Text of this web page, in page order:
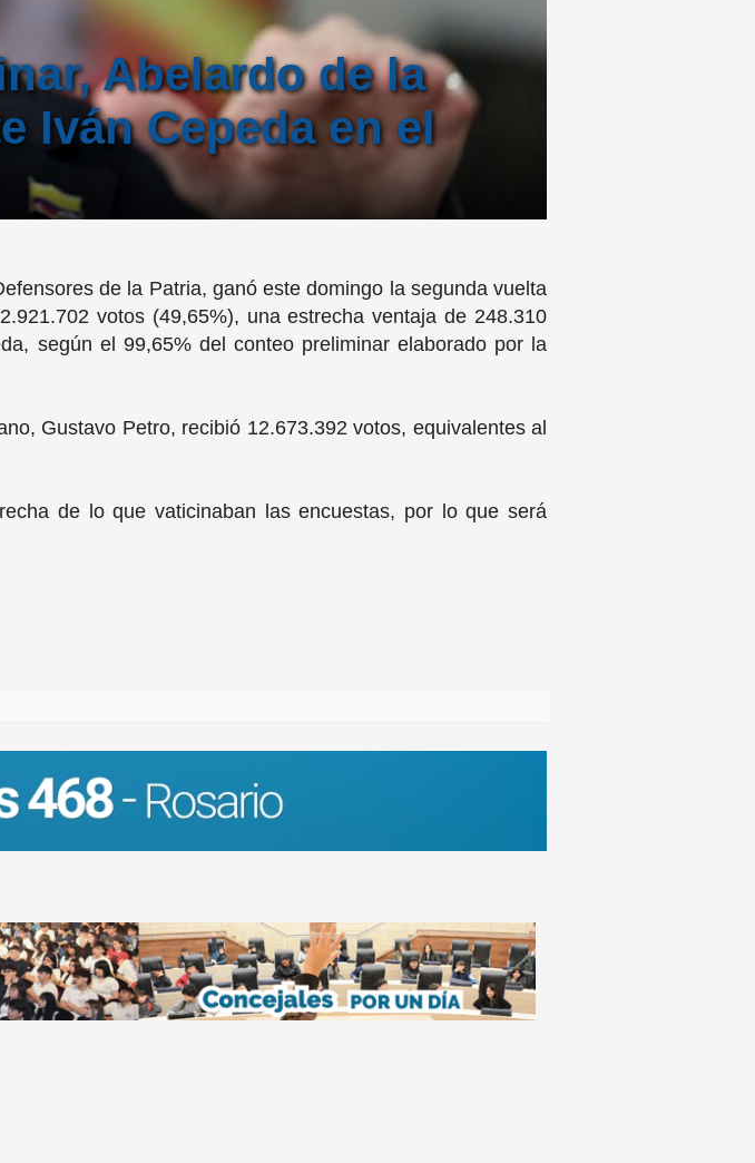
Abelardo de la
Iván Cepeda en el
de la Patria, ganó este domingo la segunda vuelta
votos (49,65%), una estrecha ventaja de 248.310
según el 99,65% del conteo preliminar elaborado por la
Gustavo Petro, recibió 12.673.392 votos, equivalentes al
de lo que vaticinaban las encuestas, por lo que será